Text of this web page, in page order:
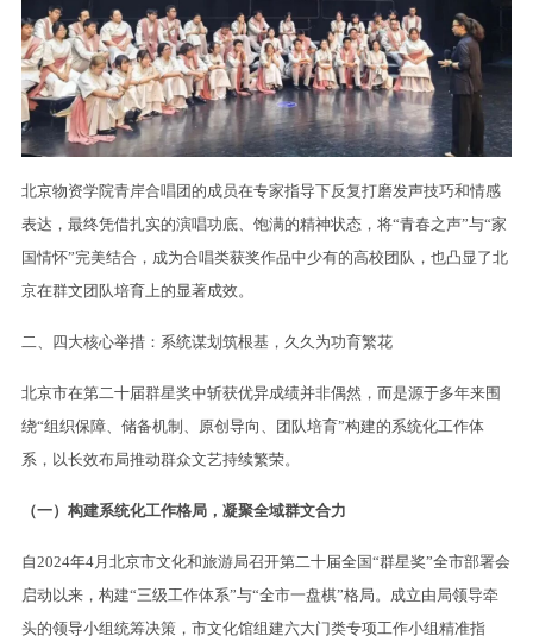
北京物资学院青岸合唱团的成员在专家指导下反复打磨发声技巧和情感
表达，最终凭借扎实的演唱功底、饱满的精神状态，将“青春之声”与“家
国情怀”完美结合，成为合唱类获奖作品中少有的高校团队，也凸显了北
京在群文团队培育上的显著成效。
二、四大核心举措：系统谋划筑根基，久久为功育繁花
北京市在第二十届群星奖中斩获优异成绩并非偶然，而是源于多年来围
绕“组织保障、储备机制、原创导向、团队培育”构建的系统化工作体
系，以长效布局推动群众文艺持续繁荣。
（一）构建系统化工作格局，凝聚全域群文合力
自2024年4月北京市文化和旅游局召开第二十届全国“群星奖”全市部署会
启动以来，构建“三级工作体系”与“全市一盘棋”格局。成立由局领导牵
头的领导小组统筹决策，市文化馆组建六大门类专项工作小组精准指